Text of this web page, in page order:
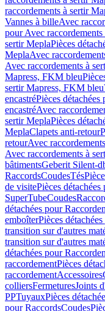
raccordements à sertir
Vannes à billeAvec
pour Avec
sertir MeplaPièces
MeplaAvec
Avec raccordements à
Mapress, FKM bleu
sertir Mapress, FKM bleu
encastréPièces
encastréAvec
sertir MeplaPièces
MeplaClapets anti-retour
retourAvec
Avec raccordements à
bâtimentsGeberit Silent-
RaccordsCoudesTés
de visitePièces
SuperTubeCoudes
détachées pour
emboîterPièces
transition sur d'autres
transition sur d'autres
détachées pour
raccordementPièces
raccordementAccessoires
colliersFermeturesJoints
PPTuyauxPièces
pour RaccordsCoudes